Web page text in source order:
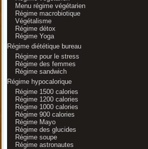
Menu régime végétarien
Régime macrobiotique
Végétalisme
Régime détox
Régime Yoga
Régime diététique bureau
Régime pour le stress
Régime des femmes
Régime sandwich
Régime hypocalorique
Régime 1500 calories
Régime 1200 calories
Régime 1000 calories
Régime 900 calories
Régime Mayo
Régime des glucides
Régime soupe
Régime astronautes